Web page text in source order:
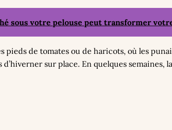
sous votre pelouse peut transformer
pieds de tomates ou de haricots, où les
sur place. En quelques semaines,